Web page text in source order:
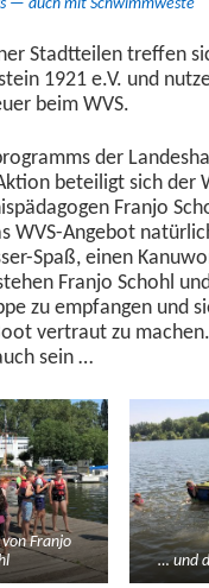
— auch mit Schwimmweste
Stadt­teilen tre­f­fen
1921 e.V. und
beim WVS.
der
beteiligt sich der
Fran­jo
WVS-Ange­bot
Spaß, einen
Fran­jo Schohl
zu emp­fan­gen und
ver­traut zu
sein …
Fran­jo
… und